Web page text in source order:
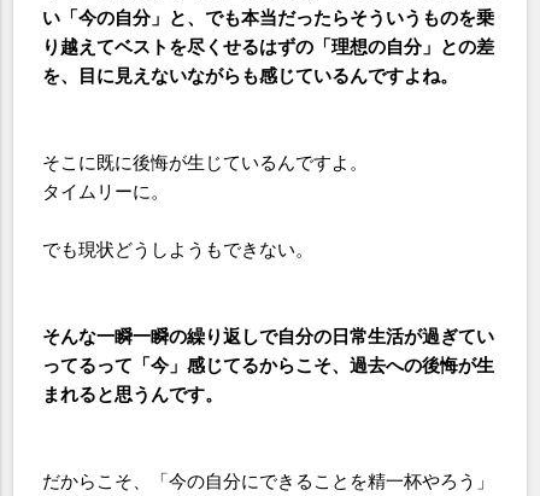
い「今の自分」と、でも本当だったらそういうものを乗
り越えてベストを尽くせるはずの「理想の自分」との差
を、目に見えないながらも感じているんですよね。
そこに既に後悔が生じているんですよ。
タイムリーに。
でも現状どうしようもできない。
そんな一瞬一瞬の繰り返しで自分の日常生活が過ぎてい
ってるって「今」感じてるからこそ、過去への後悔が生
まれると思うんです。
だからこそ、「今の自分にできることを精一杯やろう」